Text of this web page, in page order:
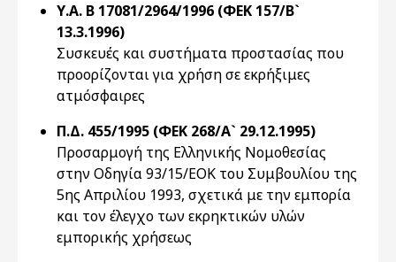
Υ.Α. Β 17081/2964/1996 (ΦΕΚ 157/Β`
13.3.1996)
Συσκευές και συστήματα προστασίας που
προορίζονται για χρήση σε εκρήξιμες
ατμόσφαιρες
Π.Δ. 455/1995 (ΦΕΚ 268/Α` 29.12.1995)
Προσαρμογή της Ελληνικής Νομοθεσίας
στην Οδηγία 93/15/ΕΟΚ του Συμβουλίου της
5ης Απριλίου 1993, σχετικά με την εμπορία
και τον έλεγχο των εκρηκτικών υλών
εμπορικής χρήσεως